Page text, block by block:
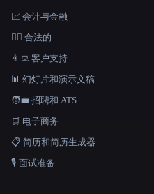
📈 会计与金融
👩‍⚖️ 合法的
👨‍💻 客户支持
📊 幻灯片和演示文稿
🧑‍💼 招聘和 ATS
🛒 电子商务
📋 简历和简历生成器
🎙️ 面试准备